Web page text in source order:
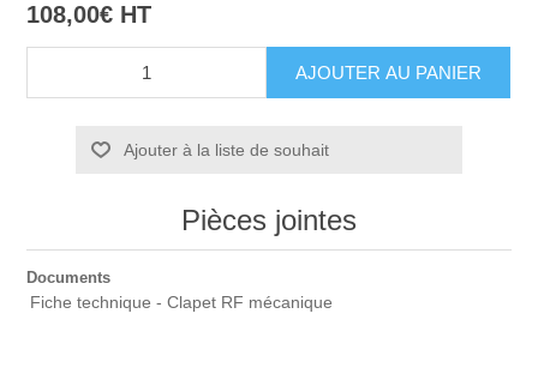
108,00€ HT
Ajouter à la liste de souhait
Pièces jointes
Documents
Fiche technique - Clapet RF mécanique